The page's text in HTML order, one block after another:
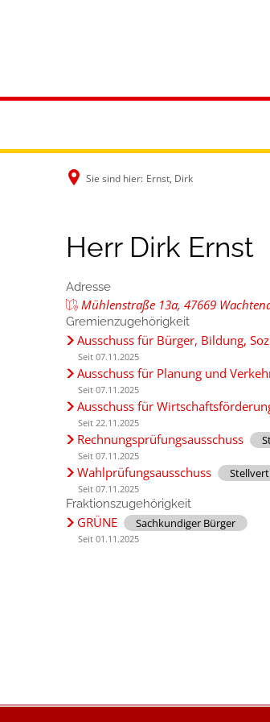
Sie sind hier: Ernst, Dirk
Herr Dirk Ernst
Adresse
Mühlenstraße 13a, 47669
Gremienzugehörigkeit
Ausschuss für Bürger, Bildung,
Seit 07.11.2025
Ausschuss für Planung und
Seit 07.11.2025
Ausschuss für
Seit 22.11.2025
Rechnungsprüfungsausschuss
Seit 07.11.2025
Wahlprüfungsausschuss
Seit 07.11.2025
Fraktionszugehörigkeit
GRÜNE Sachkundiger Bürger
Seit 01.11.2025